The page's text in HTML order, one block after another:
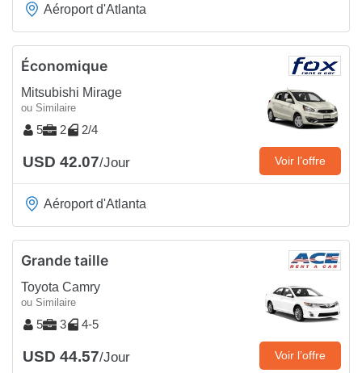
Aéroport d'Atlanta
Économique
Mitsubishi Mirage
ou Similaire
5 2 2/4
USD 42.07/Jour Voir l’offre
Aéroport d'Atlanta
Grande taille
Toyota Camry
ou Similaire
5 3 4-5
USD 44.57/Jour Voir l’offre